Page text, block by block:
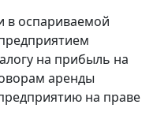
в оспариваемой
на прибыль на
аренды
на праве